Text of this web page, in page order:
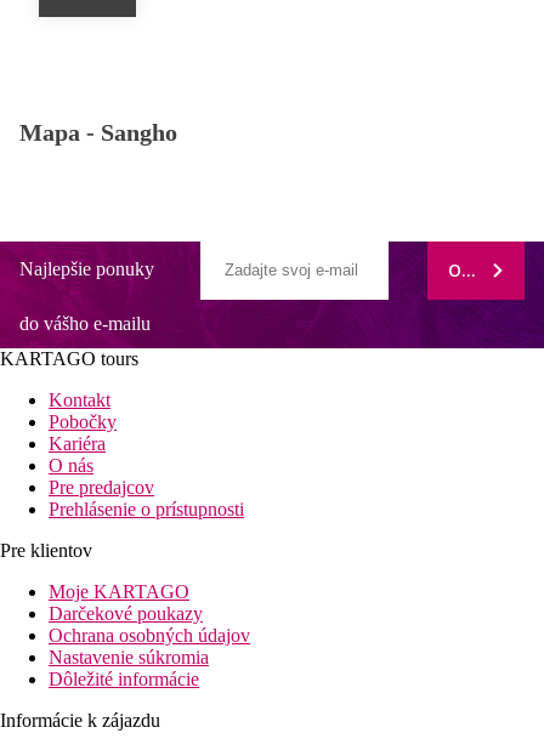
Mapa - Sangho
Najlepšie ponuky
do vášho e-mailu
ODOBERAŤ
KARTAGO tours
Kontakt
Pobočky
Kariéra
O nás
Pre predajcov
Prehlásenie o prístupnosti
Pre klientov
Moje KARTAGO
Darčekové poukazy
Ochrana osobných údajov
Nastavenie súkromia
Dôležité informácie
Informácie k zájazdu